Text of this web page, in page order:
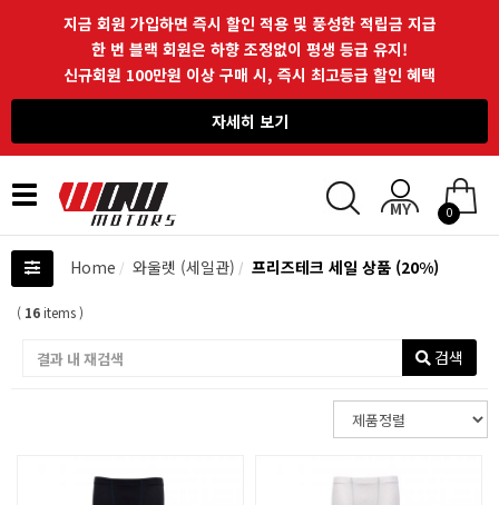
지금 회원 가입하면 즉시 할인 적용 및 풍성한 적립금 지급
한 번 블랙 회원은 하향 조정없이 평생 등급 유지!
신규회원 100만원 이상 구매 시, 즉시 최고등급 할인 혜택
자세히 보기
Toggle
navigation
0
Home 와울렛 (세일관) 프리즈테크 세일 상품 (20%)
( 16items )
검색